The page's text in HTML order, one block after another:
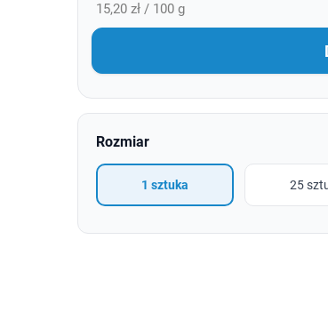
15,20 zł / 100 g
Rozmiar
1 sztuka 25